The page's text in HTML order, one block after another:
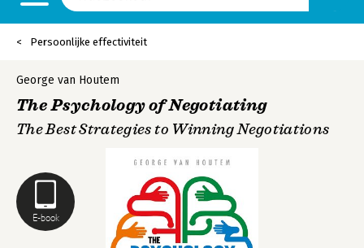
Persoonlijke effectiviteit
E-book
George van Houtem
The Psychology of Negotiating
The Best Strategies to Winning Negotiations